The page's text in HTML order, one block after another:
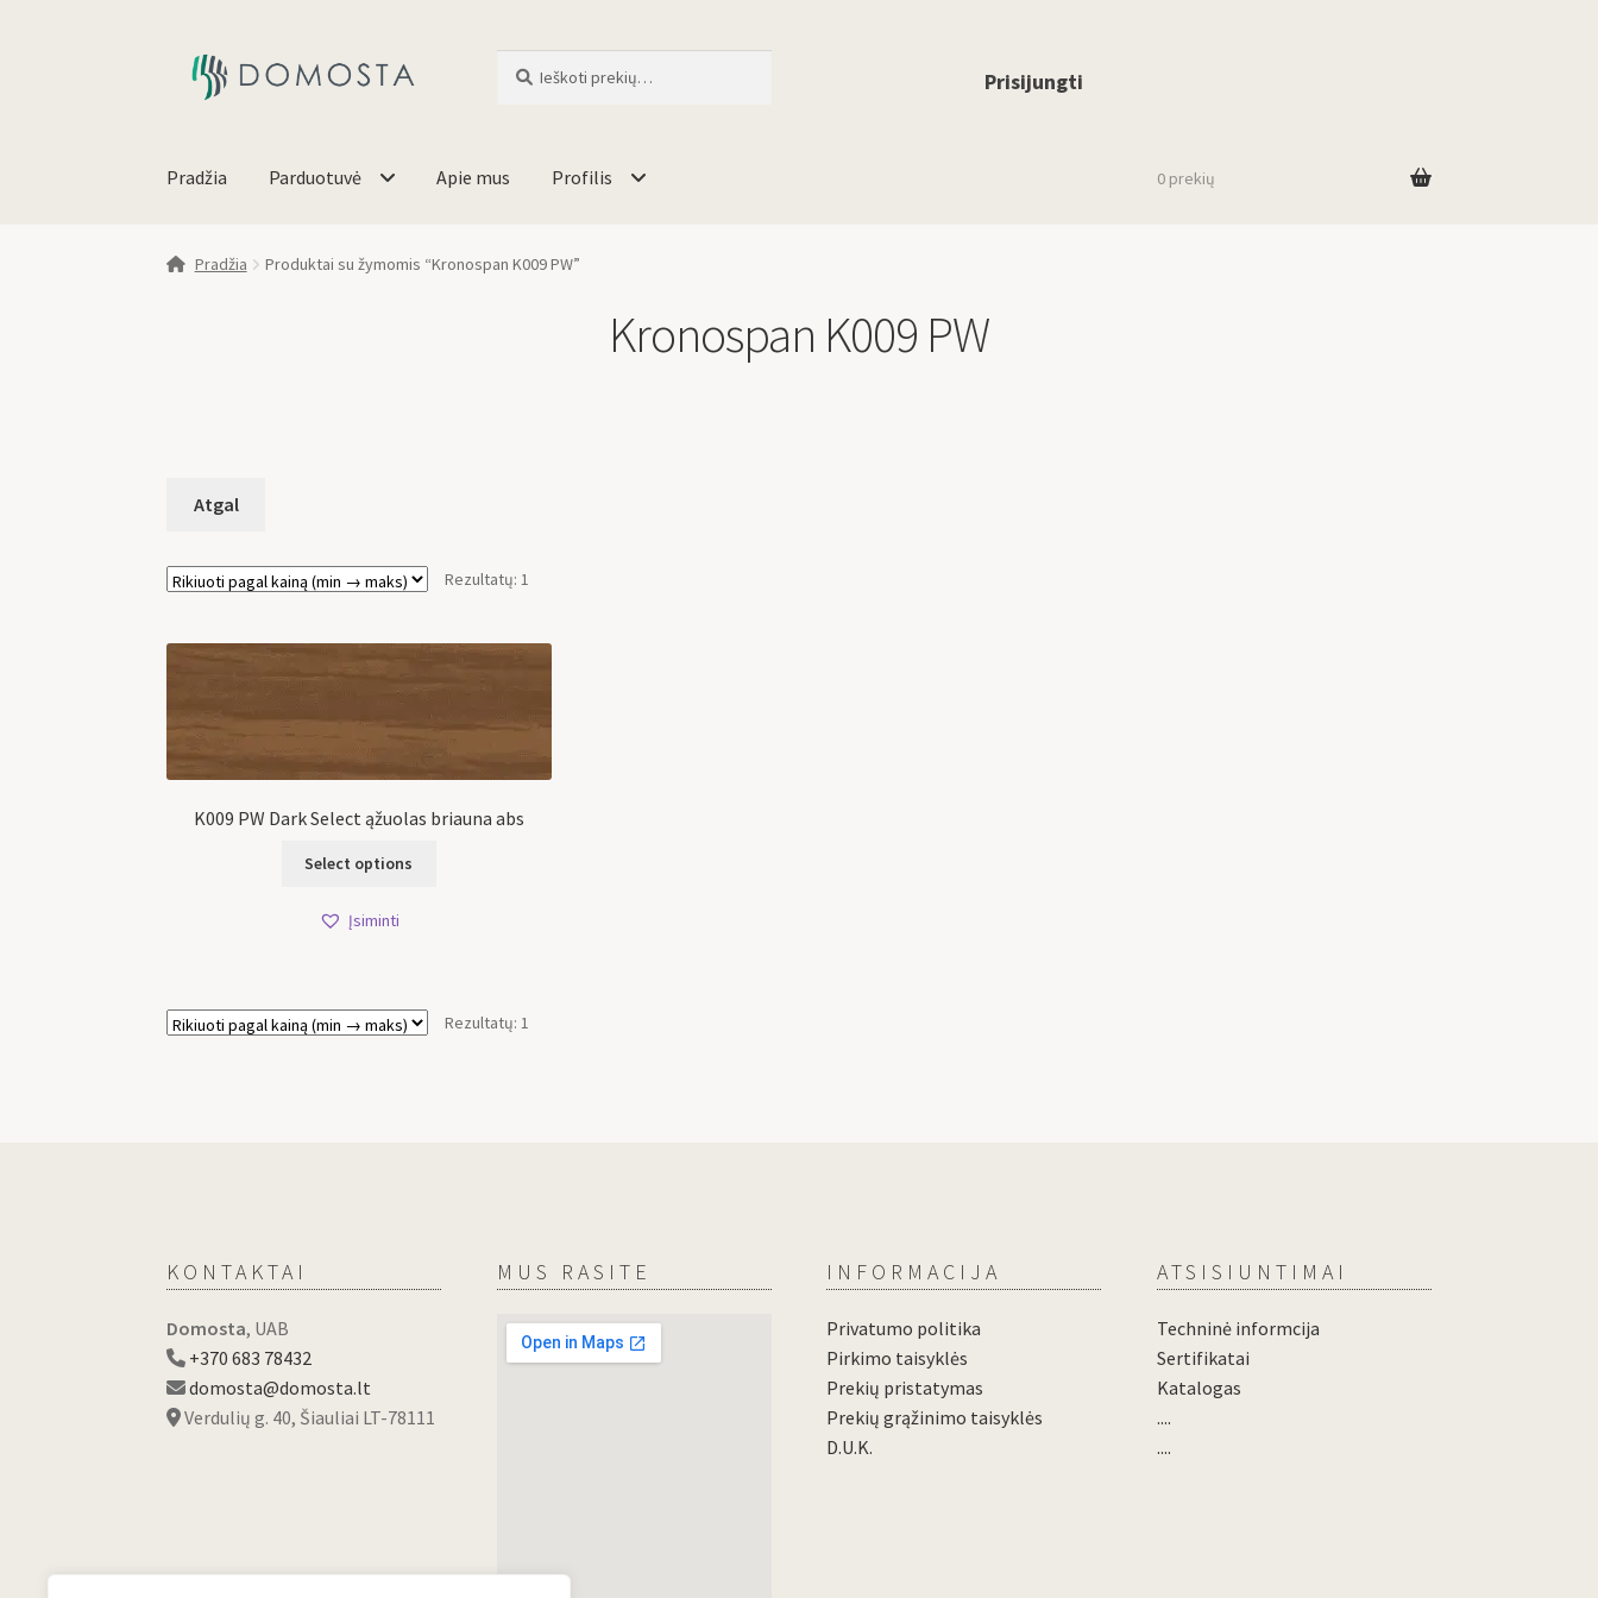
Prisijungti
Pradžia Parduotuvė Apie mus Profilis 0 prekių
Pradžia Produktai su žymomis “Kronospan K009 PW”
Kronospan K009 PW
Rezultatų: 1
K009 PW Dark Select ąžuolas briauna abs
Select options
Įsiminti
Rezultatų: 1
KONTAKTAI
Domosta, UAB
+370 683 78432
domosta@domosta.lt
Verdulių g. 40, Šiauliai LT-78111
MUS RASITE INFORMACIJA
Privatumo politika
Pirkimo taisyklės
Prekių pristatymas
Prekių grąžinimo taisyklės
D.U.K.
ATSISIUNTIMAI
Techninė informcija
Sertifikatai
Katalogas
....
....